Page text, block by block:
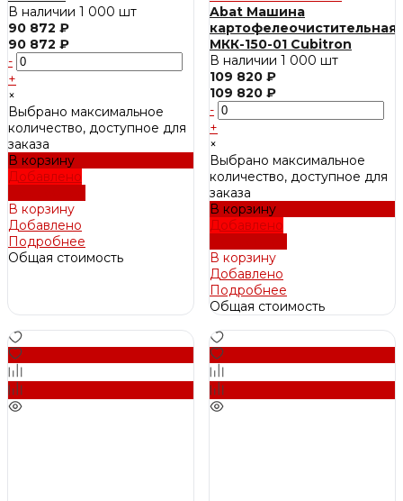
В наличии 1 000 шт
90 872 ₽
90 872 ₽
-
+
×
Выбрано максимальное
количество, доступное для
заказа
В корзину
Добавлено
В корзину
Добавлено
Подробнее
Общая стоимость
Abat Машина
картофелеочистительная
МКК-150-01 Cubitron
В наличии 1 000 шт
109 820 ₽
109 820 ₽
-
+
×
Выбрано максимальное
количество, доступное для
заказа
В корзину
Добавлено
В корзину
Добавлено
Подробнее
Общая стоимость